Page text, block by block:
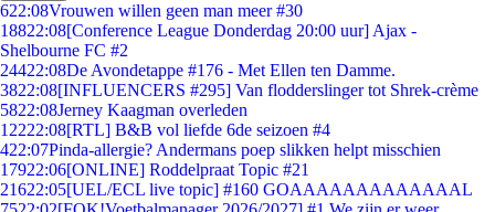
622:08Vrouwen willen geen man meer #30
18822:08[Conference League Donderdag 20:00 uur] Ajax -
Shelbourne FC #2
24422:08De Avondetappe #176 - Met Ellen ten Damme.
3822:08[INFLUENCERS #295] Van flodderslinger tot Shrek-crème
5822:08Jerney Kaagman overleden
12222:08[RTL] B&B vol liefde 6de seizoen #4
422:07Pinda-allergie? Andermans poep slikken helpt misschien
17922:06[ONLINE] Roddelpraat Topic #21
21622:05[UEL/ECL live topic] #160 GOAAAAAAAAAAAAAL